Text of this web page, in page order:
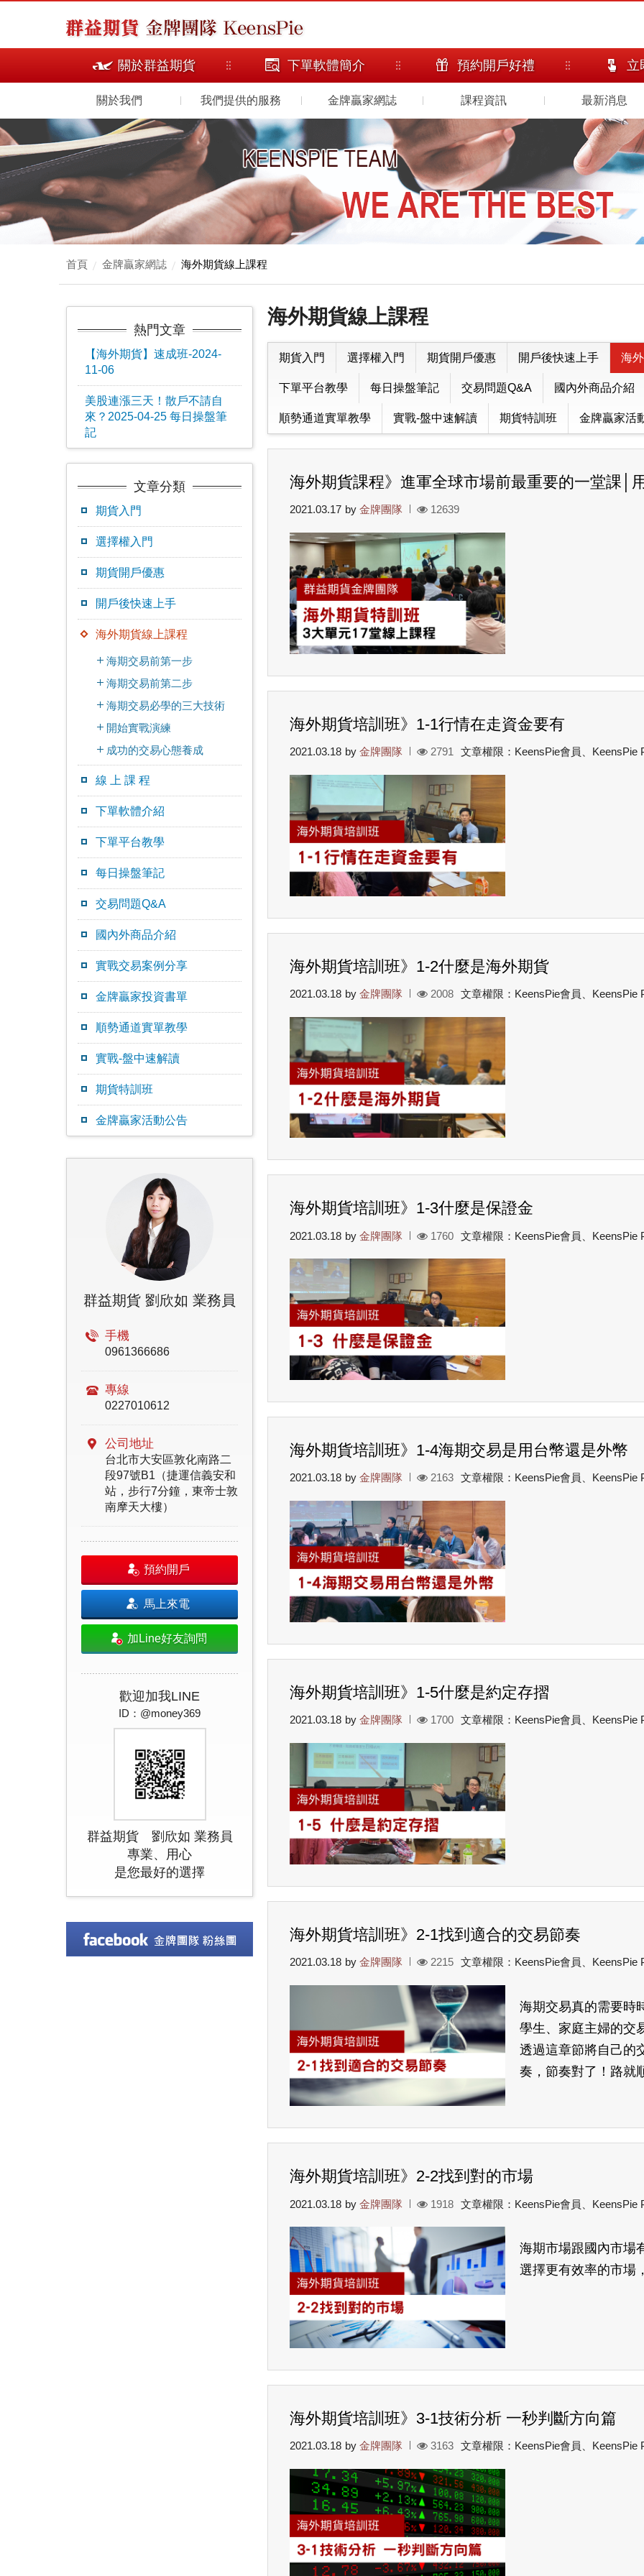
關於群益期貨 下單軟體簡介 預約開戶好禮 立
關於我們 我們提供的服務 金牌贏家網誌 課程資訊 最新消息
首頁 金牌贏家網誌 海外期貨線上課程
熱門文章
【海外期貨】速成班-2024-
11-06
美股連漲三天！散戶不請自
來？2025-04-25 每日操盤筆
記
文章分類
期貨入門
選擇權入門
期貨開戶優惠
開戶後快速上手
海外期貨線上課程
海期交易前第一步
海期交易前第二步
海期交易必學的三大技術
開始實戰演練
成功的交易心態養成
線 上 課 程
下單軟體介紹
下單平台教學
每日操盤筆記
交易問題Q&A
國內外商品介紹
實戰交易案例分享
金牌贏家投資書單
順勢通道實單教學
實戰-盤中速解讀
期貨特訓班
金牌贏家活動公告
群益期貨 劉欣如 業務員
手機
0961366686
專線
0227010612
公司地址
台北市大安區敦化南路二
段97號B1（捷運信義安和
站，步行7分鐘，東帝士敦
南摩天大樓）
預約開戶
馬上來電
加Line好友詢問
歡迎加我LINE
ID：@money369
群益期貨 劉欣如 業務員
專業、用心
是您最好的選擇
海外期貨線上課程
期貨入門 選擇權入門 期貨開戶優惠 開戶後快速上手 海
下單平台教學 每日操盤筆記 交易問題Q&A 國內外商品介紹
順勢通道實單教學 實戰-盤中速解讀 期貨特訓班 金牌贏家活
海外期貨課程》進軍全球市場前最重要的一堂課│
2021.03.17 by 金牌團隊 12639
海外期貨培訓班》1-1行情在走資金要有
2021.03.18 by 金牌團隊 2791 文章權限：KeensPie會員、KeensPie
海外期貨培訓班》1-2什麼是海外期貨
2021.03.18 by 金牌團隊 2008 文章權限：KeensPie會員、KeensPie
海外期貨培訓班》1-3什麼是保證金
2021.03.18 by 金牌團隊 1760 文章權限：KeensPie會員、KeensPie
海外期貨培訓班》1-4海期交易是用台幣還是外幣
2021.03.18 by 金牌團隊 2163 文章權限：KeensPie會員、KeensPie
海外期貨培訓班》1-5什麼是約定存摺
2021.03.18 by 金牌團隊 1700 文章權限：KeensPie會員、KeensPie
海外期貨培訓班》2-1找到適合的交易節奏
2021.03.18 by 金牌團隊 2215 文章權限：KeensPie會員、KeensPie
海期交易真的需要時
學生、家庭主婦的交
透過這章節將自己的
奏，節奏對了！路就
海外期貨培訓班》2-2找到對的市場
2021.03.18 by 金牌團隊 1918 文章權限：KeensPie會員、KeensPie
海期市場跟國內市場
選擇更有效率的市場
海外期貨培訓班》3-1技術分析 一秒判斷方向篇
2021.03.18 by 金牌團隊 3163 文章權限：KeensPie會員、KeensPie